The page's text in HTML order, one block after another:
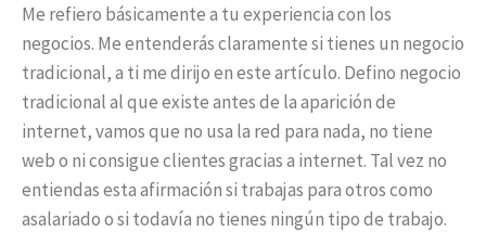
Me refiero básicamente a tu experiencia con los
negocios. Me entenderás claramente si tienes un negocio
tradicional, a ti me dirijo en este artículo. Defino negocio
tradicional al que existe antes de la aparición de
internet, vamos que no usa la red para nada, no tiene
web o ni consigue clientes gracias a internet. Tal vez no
entiendas esta afirmación si trabajas para otros como
asalariado o si todavía no tienes ningún tipo de trabajo.